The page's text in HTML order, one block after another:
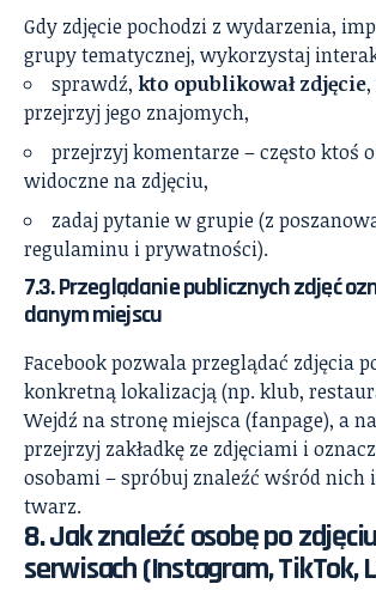
Gdy zdjęcie pochodzi z wydarzenia,
grupy tematycznej, wykorzystaj
sprawdź, kto opublikował zdjęcie
przejrzyj jego znajomych,
przejrzyj komentarze – często ktoś
widoczne na zdjęciu,
zadaj pytanie w grupie (z
regulaminu i prywatności).
7.3. Przeglądanie publicznych zdjęć
danym miejscu
Facebook pozwala przeglądać zdjęcia
konkretną lokalizacją (np. klub,
Wejdź na stronę miejsca (fanpage), a
przejrzyj zakładkę ze zdjęciami i
osobami – spróbuj znaleźć wśród nich
twarz.
8. Jak znaleźć osobę po
serwisach (Instagram, TikTok,